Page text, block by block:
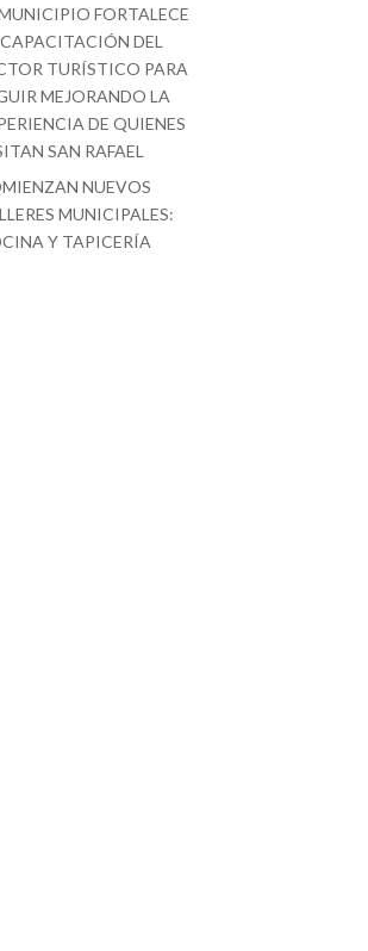
FORTALECE
DEL
TURÍSTICO PARA
MEJORANDO LA
DE QUIENES
SAN RAFAEL
NUEVOS
MUNICIPALES:
Y TAPICERÍA